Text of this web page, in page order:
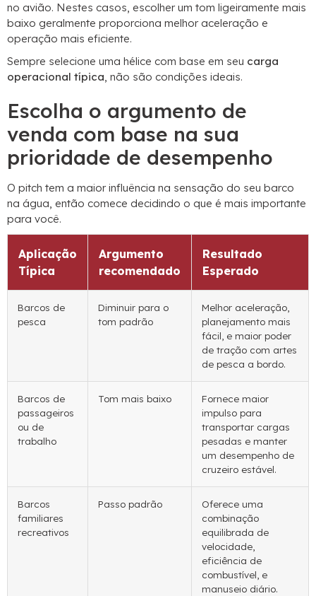
no avião. Nestes casos, escolher um tom ligeiramente mais
baixo geralmente proporciona melhor aceleração e
operação mais eficiente.
Sempre selecione uma hélice com base em seu carga
operacional típica, não são condições ideais.
Escolha o argumento de
venda com base na sua
prioridade de desempenho
O pitch tem a maior influência na sensação do seu barco
na água, então comece decidindo o que é mais importante
para você.
Aplicação
Típica
Argumento
recomendado
Resultado
Esperado
Barcos de
pesca
Diminuir para o
tom padrão
Melhor aceleração,
planejamento mais
fácil, e maior poder
de tração com artes
de pesca a bordo.
Barcos de
passageiros
ou de
trabalho
Tom mais baixo
Fornece maior
impulso para
transportar cargas
pesadas e manter
um desempenho de
cruzeiro estável.
Barcos
familiares
recreativos
Passo padrão
Oferece uma
combinação
equilibrada de
velocidade,
eficiência de
combustível, e
manuseio diário.